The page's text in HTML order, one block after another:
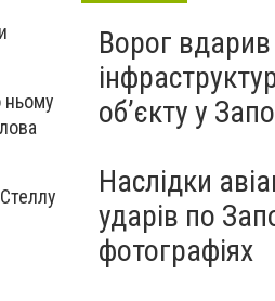
ньому
Стеллу
Ворог
обʼєкту у
Наслідки
ударів по
фотографіях